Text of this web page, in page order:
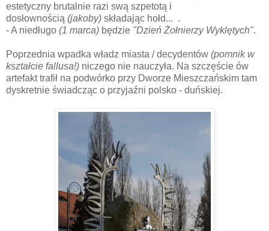
estetyczny brutalnie razi swą szpetotą i
dosłownością (jakoby) składając hołd... .
- A niedługo (1 marca) będzie "Dzień Żołnierzy Wyklętych".
Poprzednia wpadka władz miasta / decydentów (pomnik w
kształcie fallusa!) niczego nie nauczyła. Na szczęście ów
artefakt trafił na podwórko przy Dworze Mieszczańskim tam
dyskretnie świadcząc o przyjaźni polsko - duńskiej.